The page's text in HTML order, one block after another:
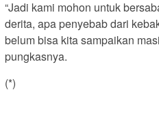
“Jadi kami mohon untuk
derita, apa penyebab dari
belum bisa kita sampaikan
pungkasnya.
(*)